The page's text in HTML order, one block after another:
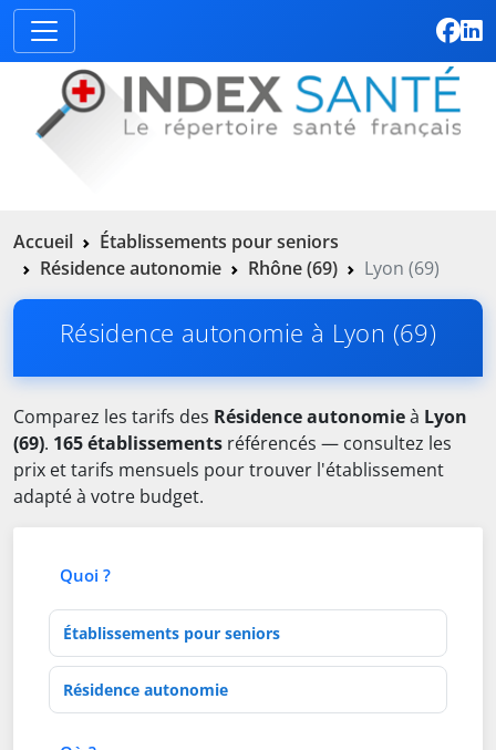
Accueil
Établissements pour seniors
Résidence autonomie
Rhône (69) Lyon (69)
Résidence autonomie à Lyon (69)
Comparez les tarifs des Résidence autonomieà Lyon
(69). 165 établissements référencés — consultez les
prix et tarifs mensuels pour trouver l'établissement
adapté à votre budget.
Quoi ?
Type d'établissement
Activités de soins